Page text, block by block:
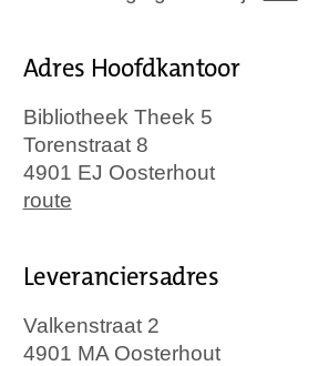
Adres Hoofdkantoor
Bibliotheek Theek 5
Torenstraat 8
4901 EJ Oosterhout
route
Leveranciersadres
Valkenstraat 2
4901 MA Oosterhout